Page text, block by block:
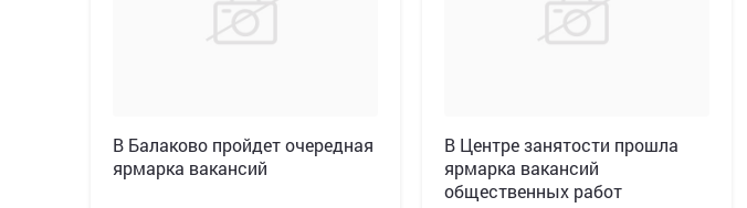
В Балаково пройдет очередная
ярмарка вакансий
В Центре занятости прошла
ярмарка вакансий
общественных работ